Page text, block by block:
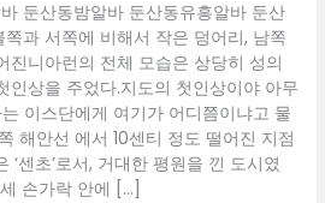
둔산동밤알바 둔산동유흥알바 둔산
과 서쪽에 비해서 작은 덩어리, 남쪽
진니아런의 전체 모습은 상당히 성의
인상을 주었다.지도의 첫인상이야 아무
이스단에게 여기가 어디쯤이냐고 물
해안선 에서 10센티 정도 떨어진 지점
‘센초’로서, 거대한 평원을 낀 도시였
손가락 안에 […]